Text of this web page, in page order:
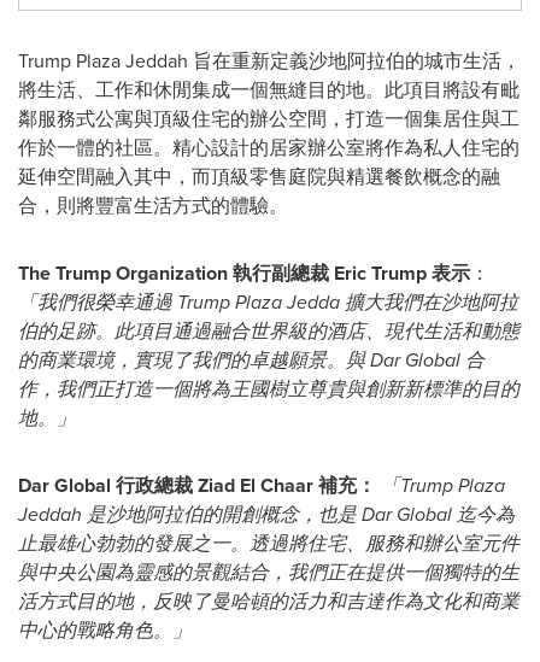
Trump Plaza Jeddah 旨在重新定義沙地阿拉伯的城市生活，
將生活、工作和休閒集成一個無縫目的地。此項目將設有毗
鄰服務式公寓與頂級住宅的辦公空間，打造一個集居住與工
作於一體的社區。精心設計的居家辦公室將作為私人住宅的
延伸空間融入其中，而頂級零售庭院與精選餐飲概念的融
合，則將豐富生活方式的體驗。
The Trump Organization 執行副總裁 Eric Trump 表示 ：
「我們很榮幸通過 Trump Plaza Jedda 擴大我們在沙地阿拉
伯的足跡。此項目通過融合世界級的酒店、現代生活和動態
的商業環境，實現了我們的卓越願景。與 Dar Global 合
作，我們正打造一個將為王國樹立尊貴與創新新標準的目的
地。」
Dar Global 行政總裁 Ziad El Chaar 補充：
「Trump Plaza
Jeddah 是沙地阿拉伯的開創概念，也是 Dar Global 迄今為
止最雄心勃勃的發展之一。透過將住宅、服務和辦公室元件
與中央公園為靈感的景觀結合，我們正在提供一個獨特的生
活方式目的地，反映了曼哈頓的活力和吉達作為文化和商業
中心的戰略角色。」